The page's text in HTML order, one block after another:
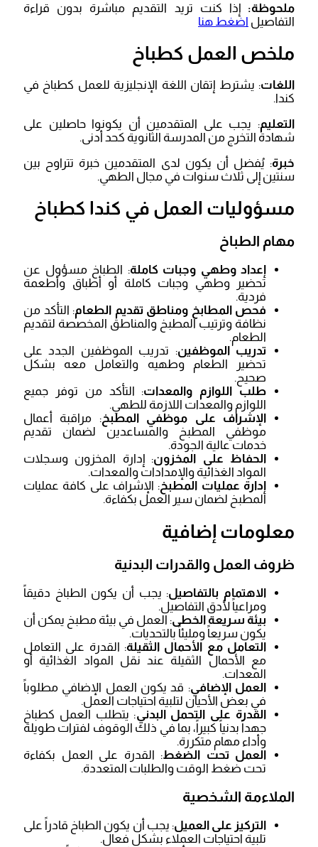
ملحوظة:إذا كنت تريد التقديم مباشرة بدون قراءة
التفاصيل اضغط هنا
ملخص العمل كطباخ
اللغات: يشترط إتقان اللغة الإنجليزية للعمل كطباخ في
كندا.
التعليم: يجب على المتقدمين أن يكونوا حاصلين على
شهادة التخرج من المدرسة الثانوية كحد أدنى.
خبرة: يُفضل أن يكون لدى المتقدمين خبرة تتراوح بين
سنتين إلى ثلاث سنوات في مجال الطهي.
مسؤوليات العمل في كندا كطباخ
مهام الطباخ
إعداد وطهي وجبات كاملة: الطباخ مسؤول عن
تحضير وطهي وجبات كاملة أو أطباق وأطعمة
فردية.
فحص المطابخ ومناطق تقديم الطعام: التأكد من
نظافة وترتيب المطبخ والمناطق المخصصة لتقديم
الطعام.
تدريب الموظفين: تدريب الموظفين الجدد على
تحضير الطعام وطهيه والتعامل معه بشكل
صحيح.
طلب اللوازم والمعدات: التأكد من توفر جميع
اللوازم والمعدات اللازمة للطهي.
الإشراف على موظفي المطبخ: مراقبة أعمال
موظفي المطبخ والمساعدين لضمان تقديم
خدمات عالية الجودة.
الحفاظ على المخزون: إدارة المخزون وسجلات
المواد الغذائية والإمدادات والمعدات.
إدارة عمليات المطبخ: الإشراف على كافة عمليات
المطبخ لضمان سير العمل بكفاءة.
معلومات إضافية
ظروف العمل والقدرات البدنية
الاهتمام بالتفاصيل : يجب أن يكون الطباخ دقيقاً
ومراعياً لأدق التفاصيل.
بيئة سريعة الخطى : العمل في بيئة مطبخ يمكن أن
يكون سريعاً ومليئاً بالتحديات.
التعامل مع الأحمال الثقيلة: القدرة على التعامل
مع الأحمال الثقيلة عند نقل المواد الغذائية أو
المعدات.
العمل الإضافي: قد يكون العمل الإضافي مطلوباً
في بعض الأحيان لتلبية احتياجات العمل.
القدرة على التحمل البدني: يتطلب العمل كطباخ
جهداً بدنياً كبيراً، بما في ذلك الوقوف لفترات طويلة
وأداء مهام متكررة.
العمل تحت الضغط: القدرة على العمل بكفاءة
تحت ضغط الوقت والطلبات المتعددة.
الملاءمة الشخصية
التركيز على العميل: يجب أن يكون الطباخ قادراً على
تلبية احتياجات العملاء بشكل فعال.